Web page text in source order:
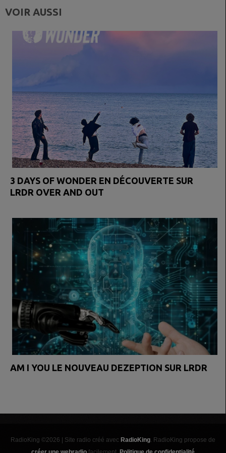
VOIR AUSSI
3 DAYS OF WONDER EN DÉCOUVERTE SUR
LRDR OVER AND OUT
AM I YOU LE NOUVEAU DEZEPTION SUR LRDR
RadioKing ©2026 | Site radio créé avec RadioKing. RadioKing propose de